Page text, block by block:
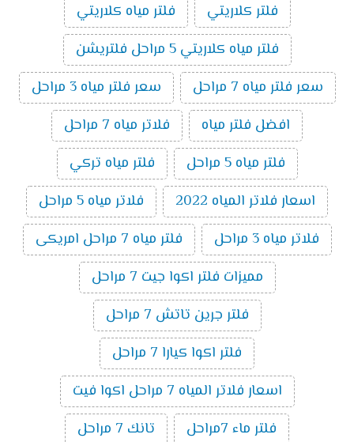
فلتر كلاريتي
فلتر مياه كلاريتي
فلتر مياه كلاريتي 5 مراحل فلتريشن
سعر فلتر مياه 7 مراحل
سعر فلتر مياه 3 مراحل
افضل فلتر مياه
فلاتر مياه 7 مراحل
فلتر مياه 5 مراحل
فلتر مياه تركي
اسعار فلاتر المياه 2022
فلاتر مياه 5 مراحل
فلاتر مياه 3 مراحل
فلتر مياه 7 مراحل امريكى
مميزات فلتر اكوا جيت 7 مراحل
فلتر جرين تاتش 7 مراحل
فلتر اكوا كيارا 7 مراحل
اسعار فلاتر المياه 7 مراحل اكوا فيت
فلتر ماء 7مراحل
تانك 7 مراحل